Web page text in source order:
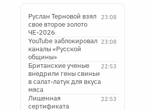
23:08
Руслан Терновой взял
свое второе золото
ЧЕ-2026
23:08
YouTube заблокировал
каналы «Русской
общины»
22:53
Британские ученые
внедрили гены свиньи
в салат-латук для вкуса
мяса
22:53
Лишенная
сертификата